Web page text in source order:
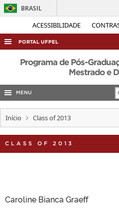
ACESSIBILIDADE
BRASIL
PORTAL UFPEL
ACESSO À INFORMAÇÃO
COBALTO
CONCURSOS
EDITAIS
INTERNACIONAL
Programa de Pós-
Mestrado e
MENU
Início Class of 2013
CLASS OF 2013
Caroline Bianca Graeff